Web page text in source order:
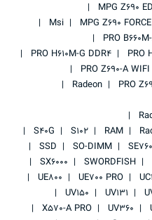
MPG Z690
MPG Z690
Msi
PRO
PRO
PRO H610M-G DDR4
PRO Z690-A WIFI
PRO
Radeon
RAM
S102
S40G
SE760
SO-DIMM
SSD
SWORDFISH
SX6000
UE700 PRO
UE800
UV131
UV150
UV360
X570-A PRO